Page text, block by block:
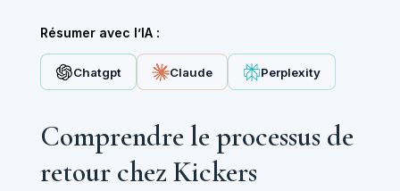
Résumer avec l’IA :
Chatgpt Claude Perplexity
Comprendre le processus de
retour chez Kickers